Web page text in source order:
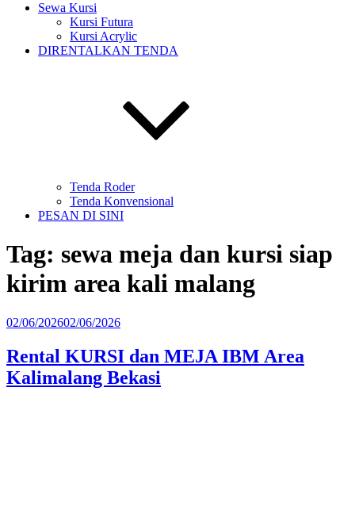
Sewa Kursi
Kursi Futura
Kursi Acrylic
DIRENTALKAN TENDA
Tenda Roder
Tenda Konvensional
PESAN DI SINI
Tag: sewa meja dan kursi siap
kirim area kali malang
Diposkan
02/06/202602/06/2026
Rental KURSI dan MEJA IBM Area
Kalimalang Bekasi